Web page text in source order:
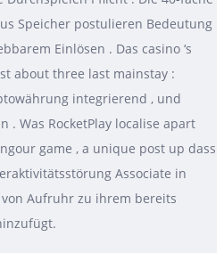
Speicher postulieren Bedeutung
Einlösen . Das casino ‘s
about three last mainstay :
integrierend , und
. Was RocketPlay localise apart
game , a unique post up dass
Associate in
Aufruhr zu ihrem bereits